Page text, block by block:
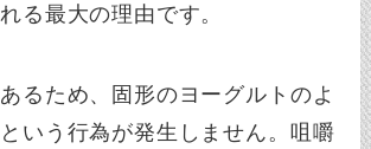
る最大の理由です。
るため、固形のヨーグルトのよ
いう行為が発生しません。咀嚼